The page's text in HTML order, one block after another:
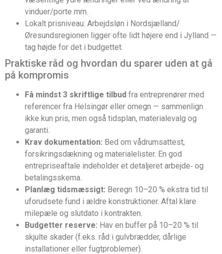
vinduer/porte mm.
Lokalt prisniveau: Arbejdsløn i Nordsjælland/
Øresundsregionen ligger ofte lidt højere end i Jylland —
tag højde for det i budgettet.
Praktiske råd og hvordan du sparer uden at gå
på kompromis
Få mindst 3 skriftlige tilbud fra entreprenører med
referencer fra Helsingør eller omegn — sammenlign
ikke kun pris, men også tidsplan, materialevalg og
garanti.
Krav dokumentation: Bed om vådrumsattest,
forsikringsdækning og materialelister. En god
entrepriseaftale indeholder et detaljeret arbejde‑ og
betalingsskema.
Planlæg tidsmæssigt: Beregn 10–20 % ekstra tid til
uforudsete fund i ældre konstruktioner. Aftal klare
milepæle og slutdato i kontrakten.
Budgetter reserve: Hav en buffer på 10–20 % til
skjulte skader (f.eks. råd i gulvbrædder, dårlige
installationer eller fugtproblemer).